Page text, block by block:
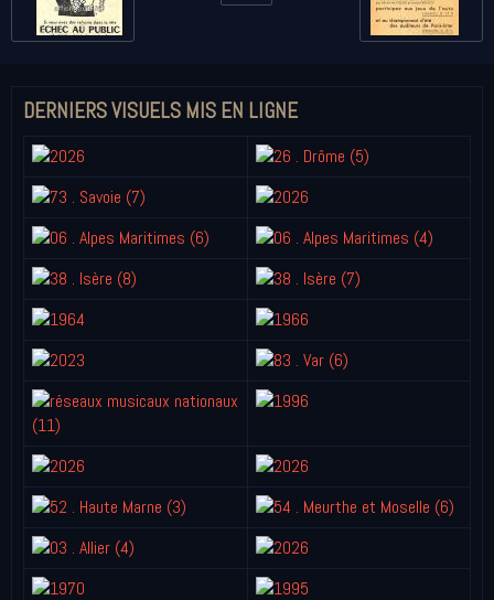
DERNIERS VISUELS MIS EN LIGNE